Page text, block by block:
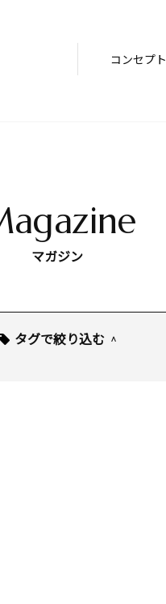
コンセプト
マガジン
タグで絞り込む